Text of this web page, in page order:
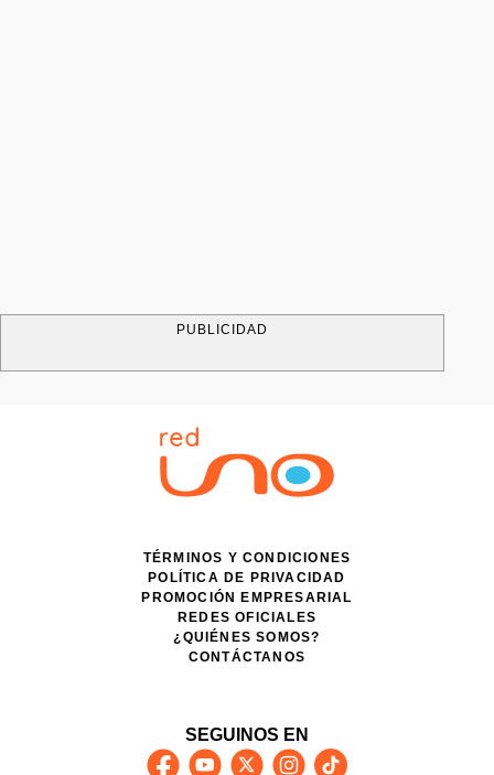
PUBLICIDAD
TÉRMINOS Y CONDICIONES
POLÍTICA DE PRIVACIDAD
PROMOCIÓN EMPRESARIAL
REDES OFICIALES
¿QUIÉNES SOMOS?
CONTÁCTANOS
SEGUINOS EN